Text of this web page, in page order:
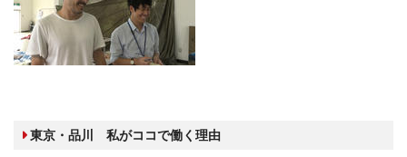
東京・品川 私がココで働く理由